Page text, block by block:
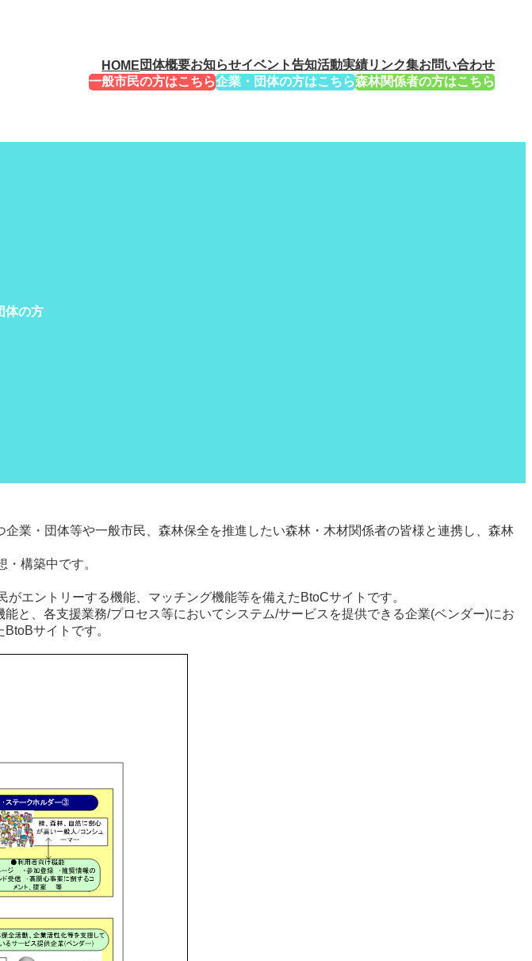
HOME 団体概要お知らせイベント告知活動実績リンク集お問い合わせ
一般市民の方はこちら企業・団体の方はこちら森林関係者の方はこちら
体の方
業・団体等や一般市民、森林保全を推進したい森林・木材関係者の皆様と連携し、森林
構築中です。
エントリーする機能、マッチング機能等を備えたBtoCサイトです。
と、各支援業務/プロセス等においてシステム/サービスを提供できる企業(ベンダー)にお
サイトです。